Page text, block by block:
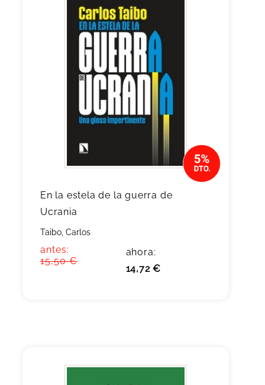
En la estela de la guerra de
Ucrania
Taibo, Carlos
antes:
15,50 €
ahora:
14,72 €